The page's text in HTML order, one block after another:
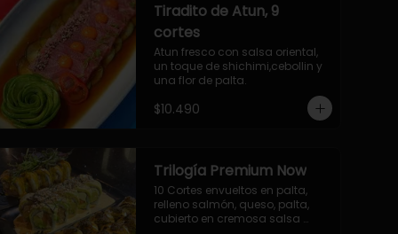
Tiradito de Atun, 9
cortes
Atun fresco con salsa oriental,
un toque de shichimi,cebollin y
una flor de palta.
$10.490
Trilogía Premium Now
10 Cortes envueltos en palta,
relleno salmón, queso, palta,
cubierto en cremosa salsa